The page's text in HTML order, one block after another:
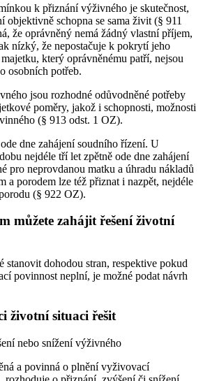
k přiznání výživného je skutečnost,
objektivně schopna se sama živit (§ 911
že oprávněný nemá žádný vlastní příjem,
nízký, že nepostačuje k pokrytí jeho
který oprávněnému patří, nejsou
osobních potřeb.
jsou rozhodné odůvodněné potřeby
poměry, jakož i schopnosti, možnosti
(§ 913 odst. 1 OZ).
dne zahájení soudního řízení. U
nejdéle tří let zpětně ode dne zahájení
pro neprovdanou matku a úhradu nákladů
a porodem lze též přiznat i nazpět, nejdéle
(§ 922 OZ).
můžete zahájit řešení životní
stanovit dohodou stran, respektive pokud
povinnost neplní, je možné podat návrh
životní situaci řešit
nebo snížení výživného
a povinná o plnění vyživovací